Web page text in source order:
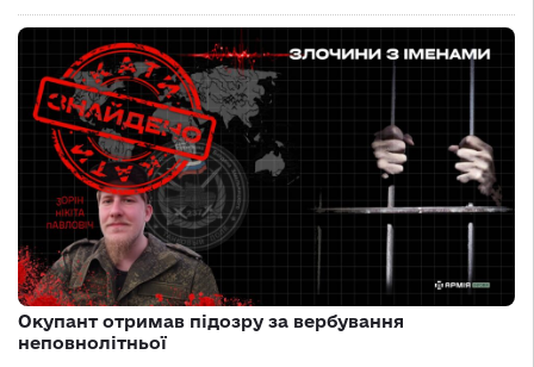
Окупант отримав підозру за вербування
неповнолітньої